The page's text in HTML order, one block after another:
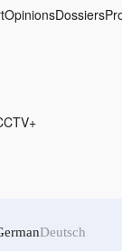
OpinionsDossiers
Deutsch